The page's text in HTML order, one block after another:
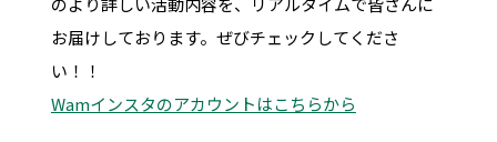
お届けしております。ぜびチェックしてくださ
い！！
Wamインスタのアカウントはこちらから